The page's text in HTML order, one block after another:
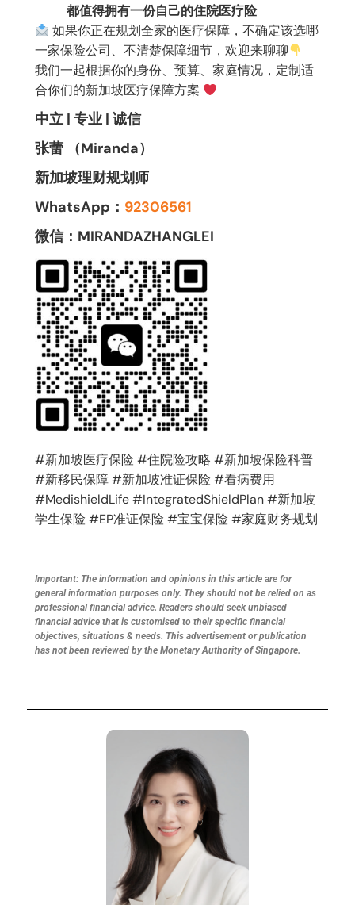
都值得拥有一份自己的住院医疗险
如果你正在规划全家的医疗保障，不确定该选哪
一家保险公司、不清楚保障细节，欢迎来聊聊
我们一起根据你的身份、预算、家庭情况，定制适
合你们的新加坡医疗保障方案
中立 | 专业 | 诚信
张蕾 （Miranda）
新加坡理财规划师
WhatsApp： 92306561
微信：MIRANDAZHANGLEI
#新加坡医疗保险 #住院险攻略 #新加坡保险科普
#新移民保障#新加坡准证保险 #看病费用
#MedishieldLife #IntegratedShieldPlan #新加坡
学生保险 #EP准证保险 #宝宝保险 #家庭财务规划
Important: The information and opinions in this article are for
general information purposes only. They should not be relied on as
professional financial advice. Readers should seek unbiased
financial advice that is customised to their specific financial
objectives, situations & needs. This advertisement or publication
has not been reviewed by the Monetary Authority of Singapore.